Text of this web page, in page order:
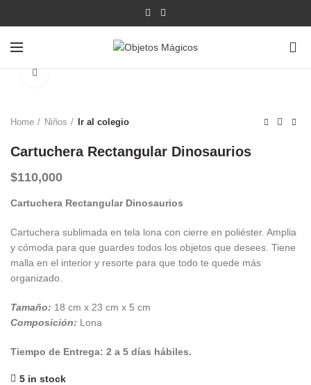
Home Niños Ir al colegio
Cartuchera Rectangular Dinosaurios
$110,000
Cartuchera Rectangular Dinosaurios
Cartuchera sublimada en tela lona con cierre en poliéster. Amplia
y cómoda para que guardes todos los objetos que desees. Tiene
malla en el interior y resorte para que todo te quede más
organizado.
Tamaño: 18 cm x 23 cm x 5 cm
Composición: Lona
Tiempo de Entrega: 2 a 5 días hábiles.
5 in stock